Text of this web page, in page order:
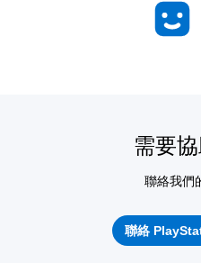
需要
聯絡我們
聯絡